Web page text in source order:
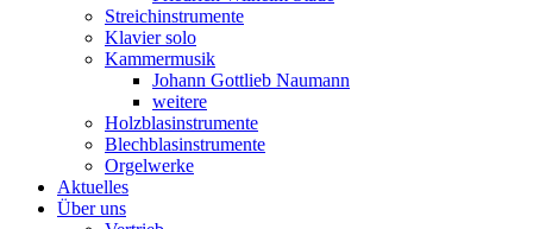
Streichinstrumente
Klavier solo
Kammermusik
Johann Gottlieb Naumann
weitere
Holzblasinstrumente
Blechblasinstrumente
Orgelwerke
Aktuelles
Über uns